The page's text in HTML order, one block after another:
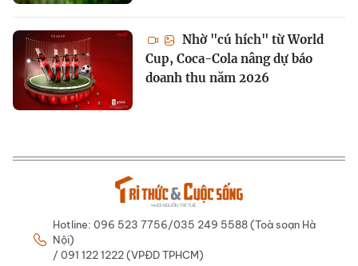
Nhờ "cú hích" từ World
Cup, Coca-Cola nâng dự báo
doanh thu năm 2026
Hotline: 096 523 7756/035 249 5588 (Toà soạn Hà
Nội)
/ 091 122 1222 (VPĐD TPHCM)